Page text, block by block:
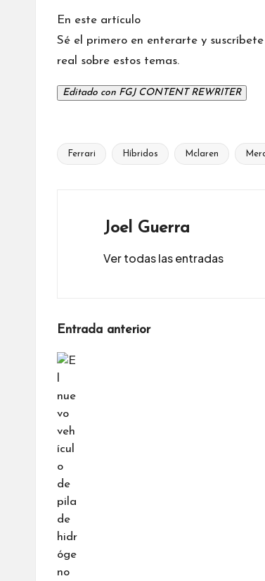
En este artículo
Sé el primero en enterarte y
real sobre estos temas.
Editado con FGJ CONTENT REWRITER
Etiquetas:
Ferrari Híbridos Mclaren
Joel Guerra
Ver todas las entradas
Navegación
de
entradas
Entrada anterior